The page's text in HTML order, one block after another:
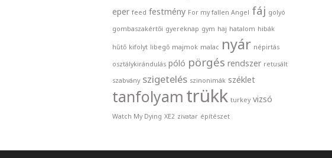
eper feed festmény For my fallen Angel fáj golyó
gombaszakértői gyereknap gym haj hatalom hibák
hűtő kifolyt libegő majmok malac nyár népirtás
osztálykirándulás póló pörgés rendszer retusált
szabvány szigetelés szinonimák széklet
tanfolyam trükk turkey vizsó
Watch My Dying XE2 zivatar építészet